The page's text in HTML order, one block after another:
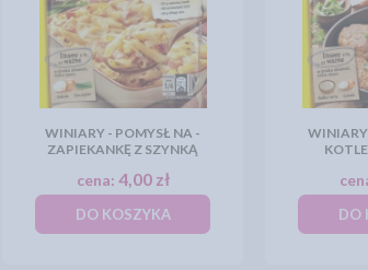
WINIARY - POMYSŁ NA -
ZAPIEKANKĘ Z SZYNKĄ
cena: 4,00 zł
DO KOSZYKA DO